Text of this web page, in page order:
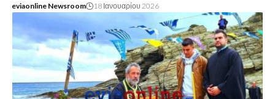
eviaonline Newsroom 18 Ιανουαρίου 2026